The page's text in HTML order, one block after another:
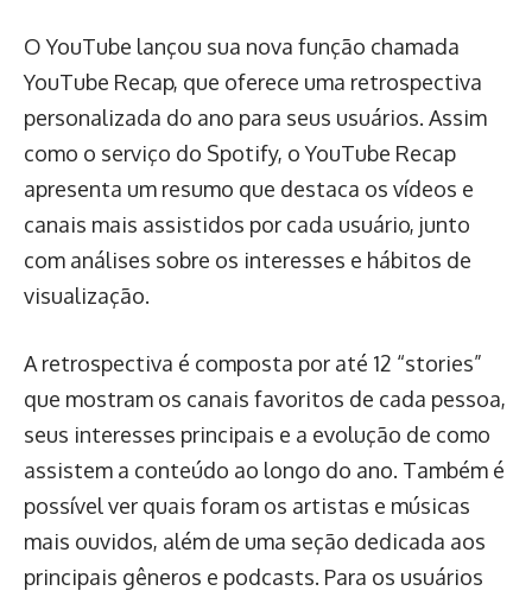
O YouTube lançou sua nova função chamada
YouTube Recap, que oferece uma retrospectiva
personalizada do ano para seus usuários. Assim
como o serviço do Spotify, o YouTube Recap
apresenta um resumo que destaca os vídeos e
canais mais assistidos por cada usuário, junto
com análises sobre os interesses e hábitos de
visualização.
A retrospectiva é composta por até 12 “stories”
que mostram os canais favoritos de cada pessoa,
seus interesses principais e a evolução de como
assistem a conteúdo ao longo do ano. Também é
possível ver quais foram os artistas e músicas
mais ouvidos, além de uma seção dedicada aos
principais gêneros e podcasts. Para os usuários